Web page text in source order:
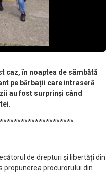
caz, în noaptea de sâmbătă
pe bărbații care intraseră
au fost surprinși când
de drepturi și libertăți din
propunerea procurorului din